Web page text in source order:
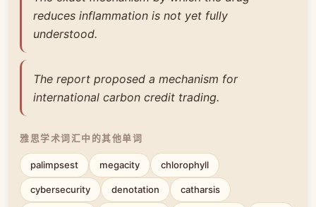
reduces inflammation is not yet fully
understood.
The report proposed a mechanism for
international carbon credit trading.
雅思学术词汇中的其他单词
palimpsest megacity chlorophyll
cybersecurity denotation catharsis